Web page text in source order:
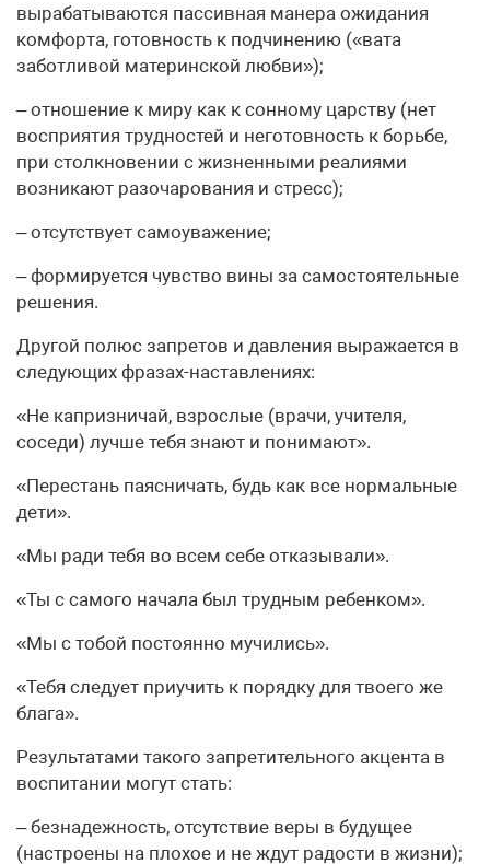
вырабатываются пассивная манера ожидания
комфорта, готовность к подчинению («вата
заботливой материнской любви»);
– отношение к миру как к сонному царству (нет
восприятия трудностей и неготовность к борьбе,
при столкновении с жизненными реалиями
возникают разочарования и стресс);
– отсутствует самоуважение;
– формируется чувство вины за самостоятельные
решения.
Другой полюс запретов и давления выражается в
следующих фразах-наставлениях:
«Не капризничай, взрослые (врачи, учителя,
соседи) лучше тебя знают и понимают».
«Перестань паясничать, будь как все нормальные
дети».
«Мы ради тебя во всем себе отказывали».
«Ты с самого начала был трудным ребенком».
«Мы с тобой постоянно мучились».
«Тебя следует приучить к порядку для твоего же
блага».
Результатами такого запретительного акцента в
воспитании могут стать:
– безнадежность, отсутствие веры в будущее
(настроены на плохое и не ждут радости в жизни);